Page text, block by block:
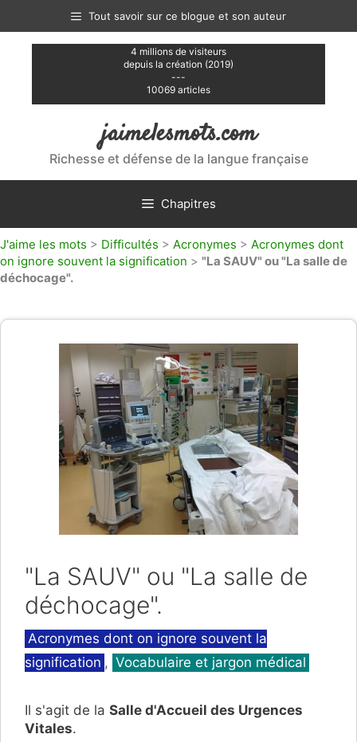
contenu
Tout savoir sur ce blogue et son auteur
4 millions de visiteurs
depuis la création (2019)
---
10069 articles
jaimelesmots.com
Richesse et défense de la langue française
Chapitres
J'aime les mots > Difficultés > Acronymes > Acronymes dont
on ignore souvent la signification > "La SAUV" ou "La salle de
déchocage".
"La SAUV" ou "La salle de
déchocage".
Catégories
Acronymes dont on ignore souvent la
signification , Vocabulaire et jargon médical
Il s'agit de la Salle d'Accueil des Urgences
Vitales.